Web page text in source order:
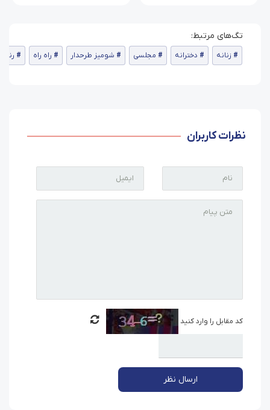
زنانه دخترانه مجلسی شومیز طرحدار راه راه رنگ
نظرات کاربران
کد مقابل را وارد کنید
ارسال نظر